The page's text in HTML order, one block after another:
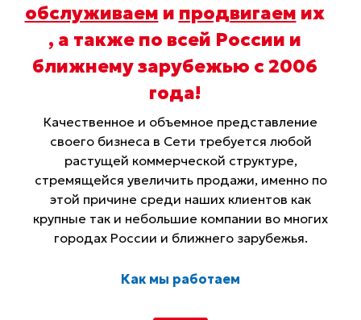
обслуживаем и продвигаем их
, а также по всей России и
ближнему зарубежью с 2006
года!
Качественное и объемное представление
своего бизнеса в Сети требуется любой
растущей коммерческой структуре,
стремящейся увеличить продажи, именно по
этой причине среди наших клиентов как
крупные так и небольшие компании во многих
городах России и ближнего зарубежья.
Как мы работаем